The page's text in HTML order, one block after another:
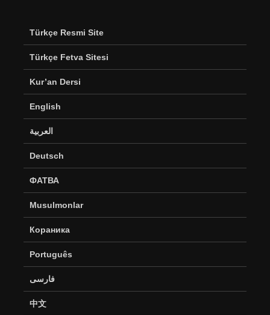
Türkçe Resmi Site
Türkçe Fetva Sitesi
Kur’an Dersi
English
العربية
Deutsch
ФАТВА
Musulmonlar
Кораника
Português
فارسی
中文